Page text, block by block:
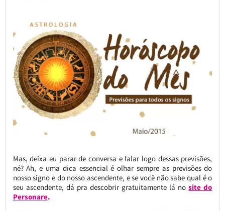
Mas, deixa eu parar de conversa e falar logo dessas previsões,
né? Ah, e uma dica essencial é olhar sempre as previsões do
nosso signo e do nosso ascendente, e se você não sabe qual é o
seu ascendente, dá pra descobrir gratuitamente lá nosite do
Personare.